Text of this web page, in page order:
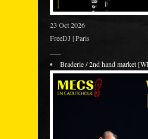
23 Oct 2026
FreeDJ | Paris
Braderie / 2nd hand market